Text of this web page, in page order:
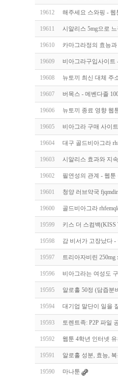
19612 해주세요 스와핑 - 웹
19611 시알리스 5mg으로
19610 카마그라정의 효능
19609 비아그라구입사이트
19608 뉴토끼 최신 대체 주
19607 버목스 - 메벤다졸
19606 뉴토끼 종료 영향 웹
19605 비아그라 구매 사이
19604 대구 골드비아그라
19603 시알리스 효과와 지
19602 필연성의 관계 - 웹툰
19601 청양 러브약국
19600 골드비아그라
19599 키스 더 스컴백
19598 감 비서가 고장났다 -
19597 트리아자비린
19596 비아그라는 여성도
19595 알로홀 50정 (담즙
19594 대기업 말단이 일을
19593 토렌트족: P2P 파일
19592 웹툰 4학년 인터넷
19591 알로홀 성분, 효능,
19590 마나툰